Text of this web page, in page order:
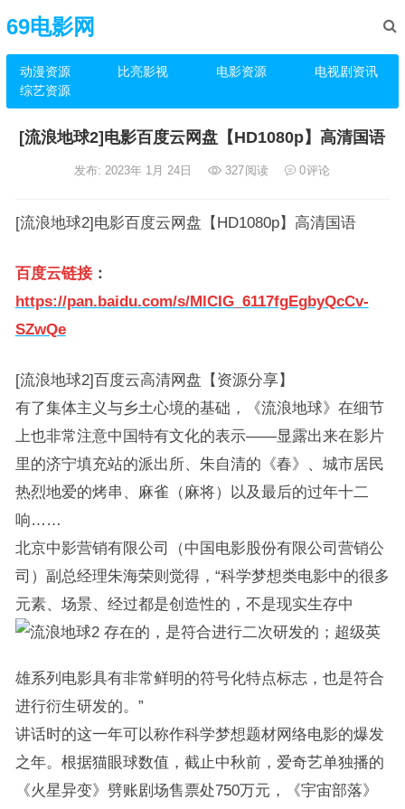
69电影网
动漫资源 比亮影视 电影资源
电视剧资讯
综艺资源
[流浪地球2]电影百度云网盘【HD1080p】高清国语
发布: 2023年 1月 24日 327阅读 0评论
[流浪地球2]电影百度云网盘【HD1080p】高清国语
百度云链接：
https://pan.baidu.com/s/MlCIG_6117fgEgbyQcCv-
SZwQe
[流浪地球2]百度云高清网盘【资源分享】
有了集体主义与乡土心境的基础，《流浪地球》在细节
上也非常注意中国特有文化的表示——显露出来在影片
里的济宁填充站的派出所、朱自清的《春》、城市居民
热烈地爱的烤串、麻雀（麻将）以及最后的过年十二
响……
北京中影营销有限公司（中国电影股份有限公司营销公
司）副总经理朱海荣则觉得，“科学梦想类电影中的很多
元素、场景、经过都是创造性的，不是现实生存中
存在的，是符合进行二次研发的；超级英
雄系列电影具有非常鲜明的符号化特点标志，也是符合
进行衍生研发的。”
讲话时的这一年可以称作科学梦想题材网络电影的爆发
之年。根据猫眼球数值，截止中秋前，爱奇艺单独播的
《火星异变》劈账剧场售票处750万元，《宇宙部落》